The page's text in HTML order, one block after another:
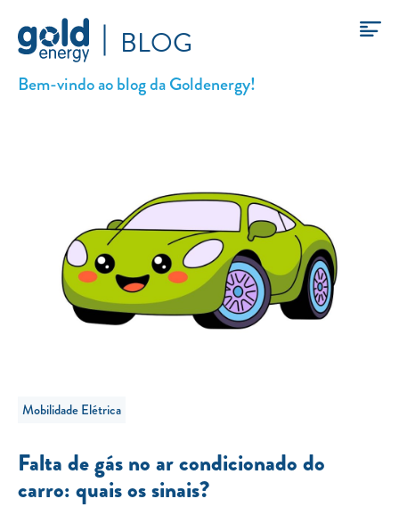
BLOG
Bem-vindo ao blog da Goldenergy!
Mobilidade Elétrica
Falta de gás no ar condicionado do
carro: quais os sinais?